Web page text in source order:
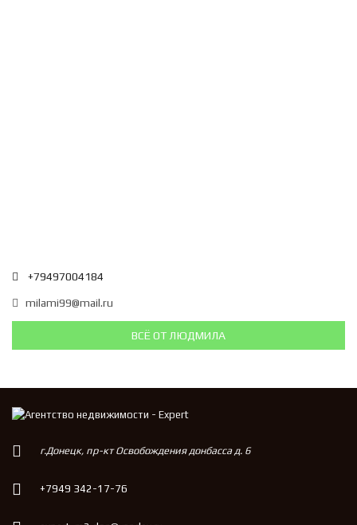
+79497004184
milami99@mail.ru
ВСЁ ОТ ЛЮДМИЛА
г.Донецк, пр-кт Освобождения донбасса д. 6
+7949 342-17-76